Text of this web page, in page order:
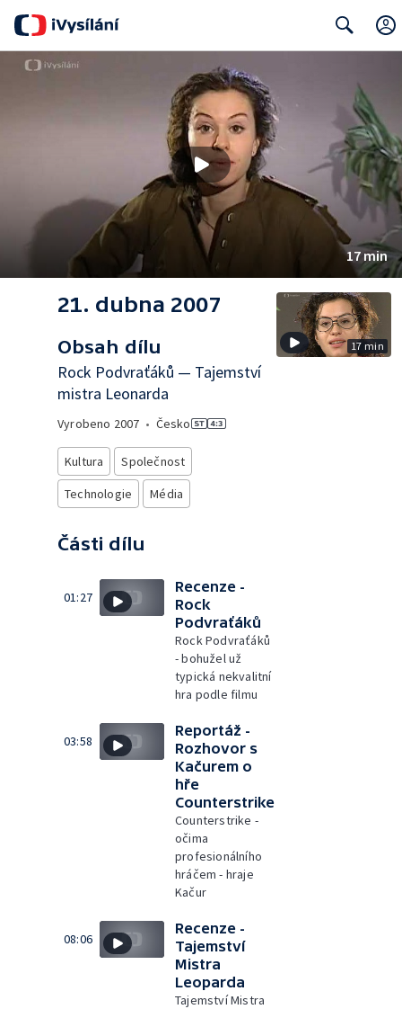
17 min
21. dubna 2007
Obsah dílu
Rock Podvraťáků — Tajemství
mistra Leonarda
Vyrobeno 2007 • Česko
Kultura
Společnost
Technologie
Média
Části dílu
01:27
Recenze -
Rock
Podvraťáků
Rock Podvraťáků
- bohužel už
typická nekvalitní
hra podle filmu
03:58
Reportáž -
Rozhovor s
Kačurem o
hře
Counterstrike
Counterstrike -
očima
profesionálního
hráčem - hraje
Kačur
08:06
Recenze -
Tajemství
Mistra
Leoparda
Tajemství Mistra
17 min